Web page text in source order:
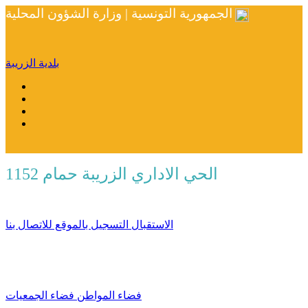
الجمهورية التونسية | وزارة الشؤون المحلية
بلدية الزريبة
الحي الاداري الزريبة حمام 1152
الاستقبال التسجيل بالموقع للاتصال بنا
فضاء المواطن فضاء الجمعيات